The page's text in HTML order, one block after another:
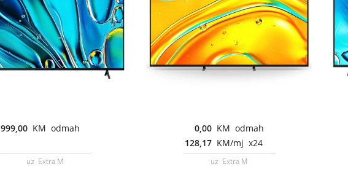
999,00 KM odmah
uz Extra M
0,00 KM odmah
128,17 KM/mj x24
uz Extra M